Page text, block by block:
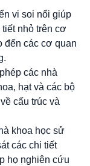
vi soi nổi giúp
nhỏ trên cơ
đến các cơ quan
các nhà
hạt và các bộ
cấu trúc và
khoa học sử
các chi tiết
họ nghiên cứu